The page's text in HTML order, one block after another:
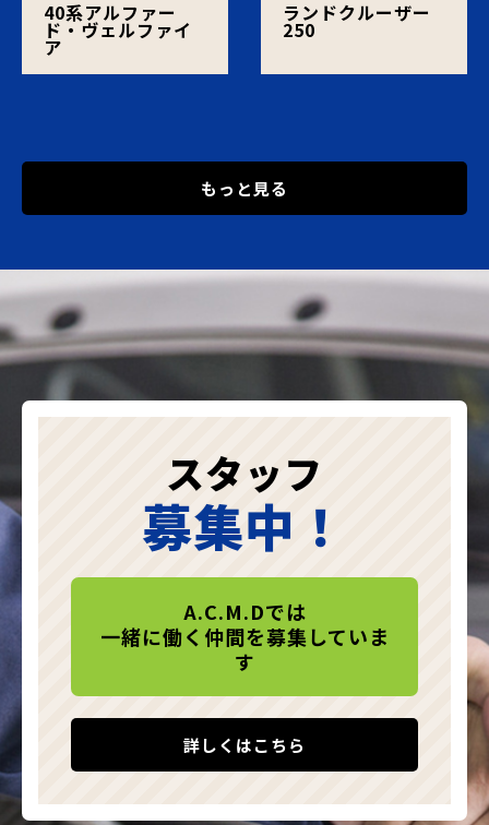
40系アルファー
ド・ヴェルファイ
ア
ランドクルーザー
250
もっと見る
スタッフ
募集中！
A.C.M.Dでは
一緒に働く仲間を募集していま
す
詳しくはこちら